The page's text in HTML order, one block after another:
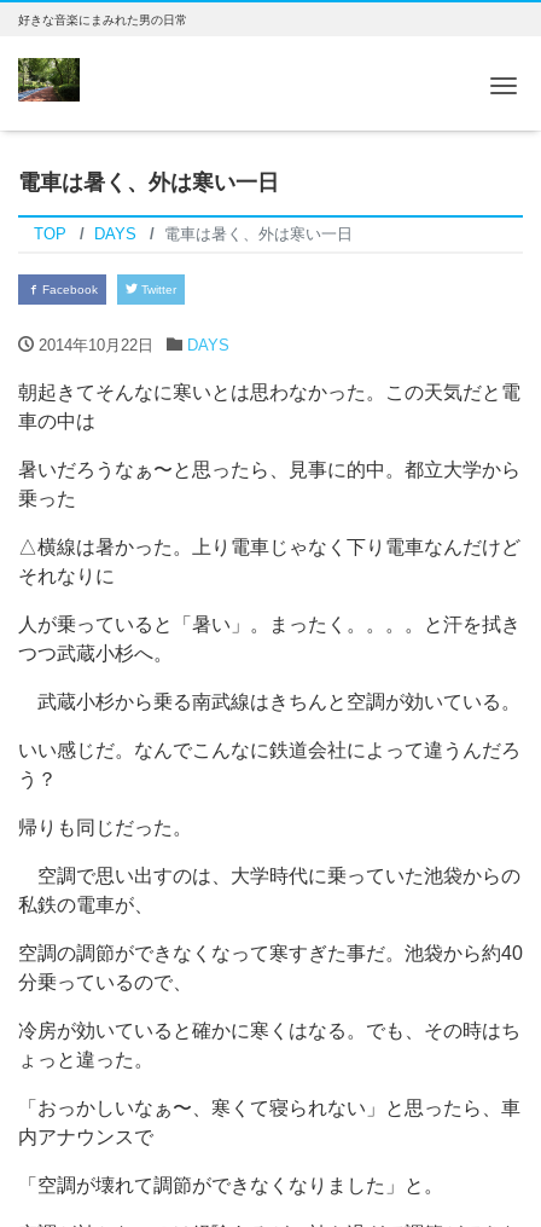
好きな音楽にまみれた男の日常
電車は暑く、外は寒い一日
TOP DAYS 電車は暑く、外は寒い一日
Facebook Twitter
2014年10月22日 DAYS
朝起きてそんなに寒いとは思わなかった。この天気だと電
車の中は
暑いだろうなぁ〜と思ったら、見事に的中。都立大学から
乗った
△横線は暑かった。上り電車じゃなく下り電車なんだけど
それなりに
人が乗っていると「暑い」。まったく。。。。と汗を拭き
つつ武蔵小杉へ。
武蔵小杉から乗る南武線はきちんと空調が効いている。
いい感じだ。なんでこんなに鉄道会社によって違うんだろ
う？
帰りも同じだった。
空調で思い出すのは、大学時代に乗っていた池袋からの
私鉄の電車が、
空調の調節ができなくなって寒すぎた事だ。池袋から約40
分乗っているので、
冷房が効いていると確かに寒くはなる。でも、その時はち
ょっと違った。
「おっかしいなぁ〜、寒くて寝られない」と思ったら、車
内アナウンスで
「空調が壊れて調節ができなくなりました」と。